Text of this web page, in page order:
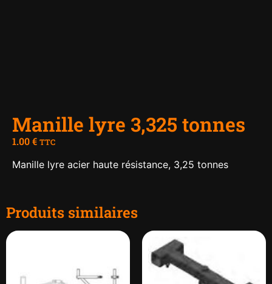
Manille lyre 3,325 tonnes
1.00€ TTC
Manille lyre acier haute résistance, 3,25 tonnes
Produits similaires